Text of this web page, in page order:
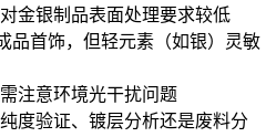
金银制品表面处理要求较低
品首饰，但轻元素（如银）灵敏
注意环境光干扰问题
度验证、镀层分析还是废料分